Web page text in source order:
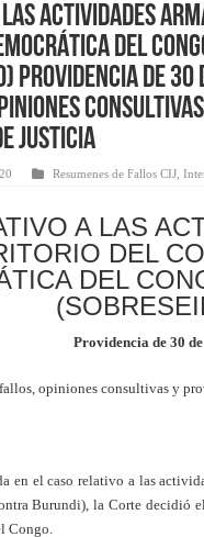
ACTIVIDADES
DEL
Providencia de
Justicia
Resumenes de Fallos CIJ
A LAS
DEL
DEL
Providencia de 30
opiniones consultivas y
en el caso relativo a las
Burundi), la Corte decidió
Congo.